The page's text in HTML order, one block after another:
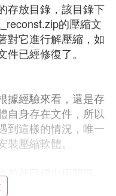
存放目錄，該目錄下
的壓縮文
對它進行解壓縮，如
已經修復了。
據經驗來看，還是存
自身存在文件，所以
到這樣的情況，唯一
壓縮軟體。
前就已經出現問題，
在這樣的情況下，只